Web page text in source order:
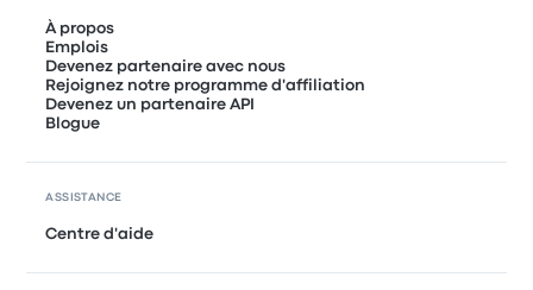
À propos
Emplois
Devenez partenaire avec nous
Rejoignez notre programme d'affiliation
Devenez un partenaire API
Blogue
ASSISTANCE
Centre d'aide